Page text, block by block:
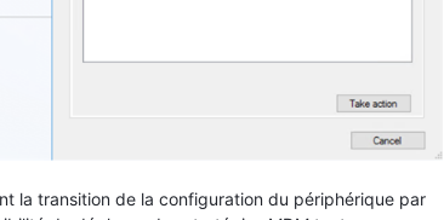
la transition de la configuration du périphérique par